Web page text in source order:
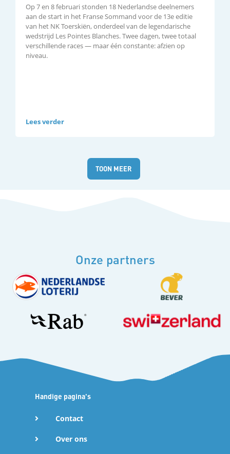
Op 7 en 8 februari stonden 18 Nederlandse deelnemers
aan de start in het Franse Sommand voor de 13e editie
van het NK Toerskiën, onderdeel van de legendarische
wedstrijd Les Pointes Blanches. Twee dagen, twee totaal
verschillende races — maar één constante: afzien op
niveau.
Lees verder
24 nov 2025
Rogier Wouters en Nienke Oostra winnen NK Skimo
NK Skimo Sprint plaats in Landgraaf. De Sprintdiscipline is
debuteren op de Olympische Winterspelen 2026 van
TOON MEER
Onze partners
Handige pagina's
Contact
Over ons